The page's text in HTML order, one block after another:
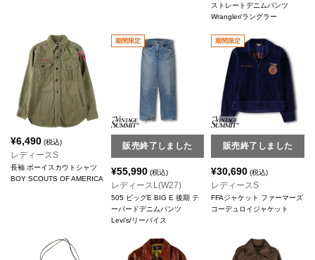
ストレートデニムパンツ
Wrangler/ラングラー
¥6,490 (税込)
レディースS
長袖 ボーイスカウトシャツ
BOY SCOUTS OF AMERICA
期間限定
販売終了しました
¥55,990(税込)
レディースL(W27)
505 ビッグE BIG E 後期 テ
ーパードデニムパンツ
Levi's/リーバイス
期間限定
販売終了しました
¥30,690 (税込)
レディースS
FFAジャケット ファーマーズ
コーデュロイジャケット